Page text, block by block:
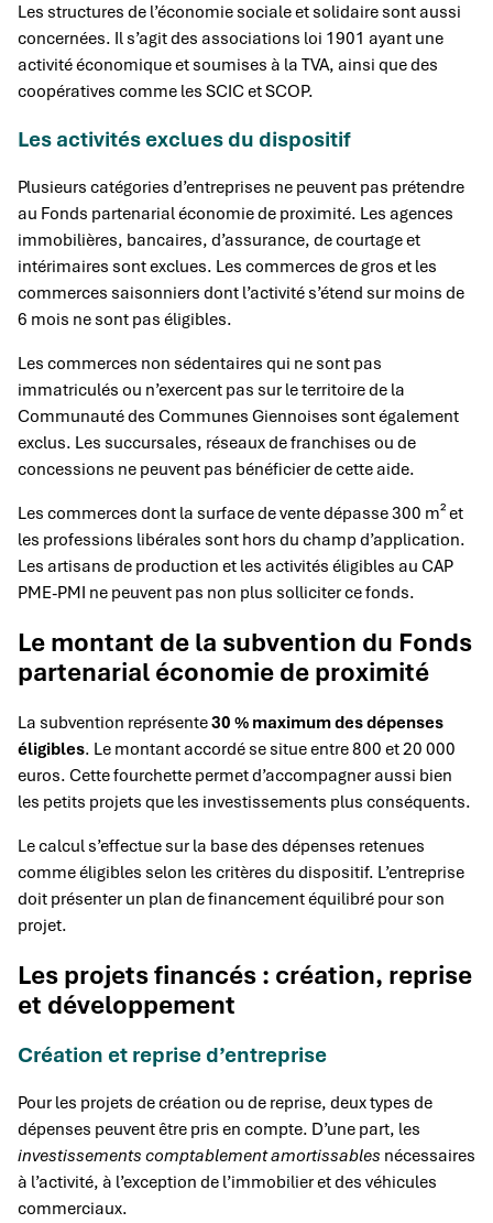
Les structures de l’économie sociale et solidaire sont aussi
concernées. Il s’agit des associations loi 1901 ayant une
activité économique et soumises à la TVA, ainsi que des
coopératives comme les SCIC et SCOP.
Les activités exclues du dispositif
Plusieurs catégories d’entreprises ne peuvent pas prétendre
au Fonds partenarial économie de proximité. Les agences
immobilières, bancaires, d’assurance, de courtage et
intérimaires sont exclues. Les commerces de gros et les
commerces saisonniers dont l’activité s’étend sur moins de
6 mois ne sont pas éligibles.
Les commerces non sédentaires qui ne sont pas
immatriculés ou n’exercent pas sur le territoire de la
Communauté des Communes Giennoises sont également
exclus. Les succursales, réseaux de franchises ou de
concessions ne peuvent pas bénéficier de cette aide.
Les commerces dont la surface de vente dépasse 300 m² et
les professions libérales sont hors du champ d’application.
Les artisans de production et les activités éligibles au CAP
PME-PMI ne peuvent pas non plus solliciter ce fonds.
Le montant de la subvention du Fonds
partenarial économie de proximité
La subvention représente30 % maximum des dépenses
éligibles. Le montant accordé se situe entre 800 et 20 000
euros. Cette fourchette permet d’accompagner aussi bien
les petits projets que les investissements plus conséquents.
Le calcul s’effectue sur la base des dépenses retenues
comme éligibles selon les critères du dispositif. L’entreprise
doit présenter un plan de financement équilibré pour son
projet.
Les projets financés : création, reprise
et développement
Création et reprise d’entreprise
Pour les projets de création ou de reprise, deux types de
dépenses peuvent être pris en compte. D’une part, les
investissements comptablement amortissables nécessaires
à l’activité, à l’exception de l’immobilier et des véhicules
commerciaux.